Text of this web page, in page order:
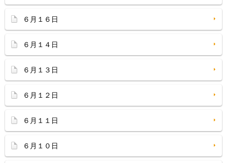
６月１６日
６月１４日
６月１３日
６月１２日
６月１１日
６月１０日